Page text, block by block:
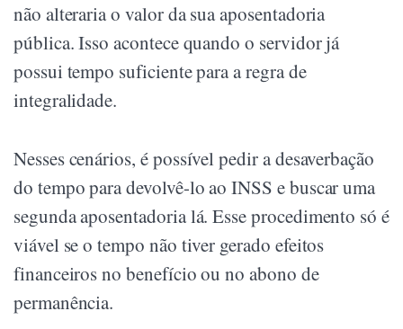
não alteraria o valor da sua aposentadoria
pública. Isso acontece quando o servidor já
possui tempo suficiente para a regra de
integralidade.
Nesses cenários, é possível pedir a desaverbação
do tempo para devolvê-lo ao INSS e buscar uma
segunda aposentadoria lá. Esse procedimento só é
viável se o tempo não tiver gerado efeitos
financeiros no benefício ou no abono de
permanência.